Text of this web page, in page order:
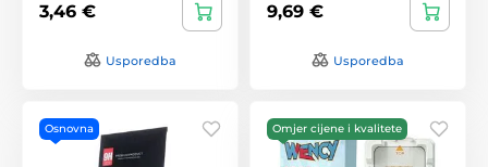
3,46 €
Usporedba
9,69 €
Usporedba
Osnovna Omjer cijene i kvalitete